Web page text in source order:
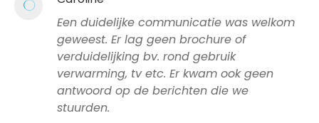
Een duidelijke communicatie was welkom
geweest. Er lag geen brochure of
verduidelijking bv. rond gebruik
verwarming, tv etc. Er kwam ook geen
antwoord op de berichten die we
stuurden.